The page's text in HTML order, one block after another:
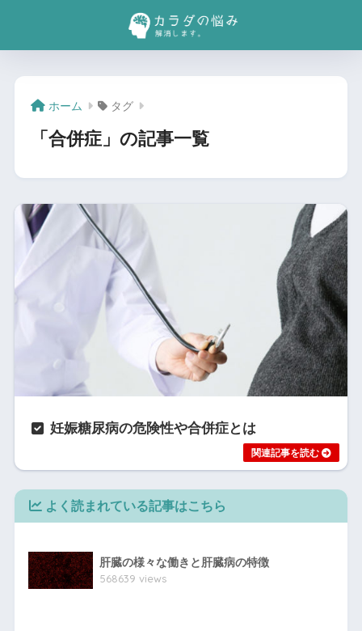
ホーム タグ
「合併症」の記事一覧
妊娠糖尿病の危険性や合併症とは
よく読まれている記事はこちら
肝臓の様々な働きと肝臓病の特徴
568639 views